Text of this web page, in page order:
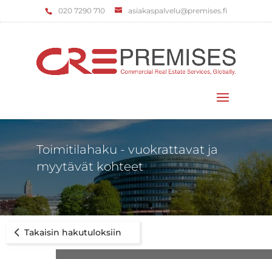
‌020 7290 710 asiakaspalvelu@premises.fi
Toimitilahaku - vuokrattavat ja
myytävät kohteet
Takaisin hakutuloksiin